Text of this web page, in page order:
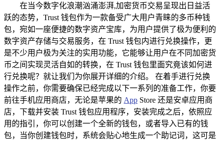
在当今数字化浪潮汹涌澎湃,加密货币交易呈现出日益活
跃的态势，Trust 钱包作为一款备受广大用户青睐的多币种钱
包，宛如一座便捷的数字资产宝库，为用户提供了极为便利的
数字资产存储与交易服务，在 Trust 钱包内进行兑换操作，更
是不少用户极为关注的实用功能，它能够让用户在不同加密货
币之间实现灵活自如的转换，在 Trust 钱包里面究竟该如何进
行兑换呢？就让我们为你展开详细的介绍。 在着手进行兑换
操作之前，你需要确保已经完成以下一系列的准备工作，你要
前往手机应用商店，无论是苹果的 App Store 还是安卓应用商
店，下载并安装 Trust 钱包应用程序，安装完成之后，依照应
用的指引，你可以创建一个全新的钱包，或者导入已有的钱
包，当你创建钱包时，系统会贴心地生成一个助记词，这可是